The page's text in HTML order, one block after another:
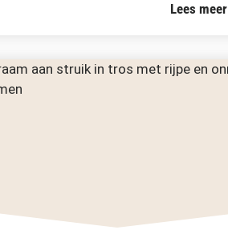
Lees meer